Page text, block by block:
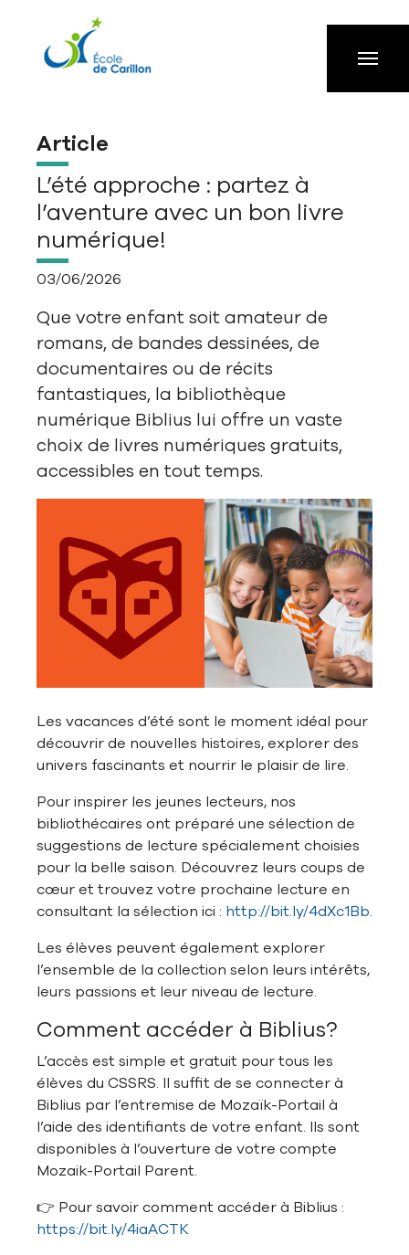
Article
L’été approche : partez à
l’aventure avec un bon livre
numérique!
03/06/2026
Que votre enfant soit amateur de
romans, de bandes dessinées, de
documentaires ou de récits
fantastiques, la bibliothèque
numérique Biblius lui offre un vaste
choix de livres numériques gratuits,
accessibles en tout temps.
Les vacances d’été sont le moment idéal pour
découvrir de nouvelles histoires, explorer des
univers fascinants et nourrir le plaisir de lire.
Pour inspirer les jeunes lecteurs, nos
bibliothécaires ont préparé une sélection de
suggestions de lecture spécialement choisies
pour la belle saison. Découvrez leurs coups de
cœur et trouvez votre prochaine lecture en
consultant la sélection ici : http://bit.ly/4dXc1Bb.
Les élèves peuvent également explorer
l’ensemble de la collection selon leurs intérêts,
leurs passions et leur niveau de lecture.
Comment accéder à Biblius?
L’accès est simple et gratuit pour tous les
élèves du CSSRS. Il suffit de se connecter à
Biblius par l’entremise de Mozaïk-Portail à
l’aide des identifiants de votre enfant. Ils sont
disponibles à l’ouverture de votre compte
Mozaik-Portail Parent.
👉 Pour savoir comment accéder à Biblius :
https://bit.ly/4iaACTK